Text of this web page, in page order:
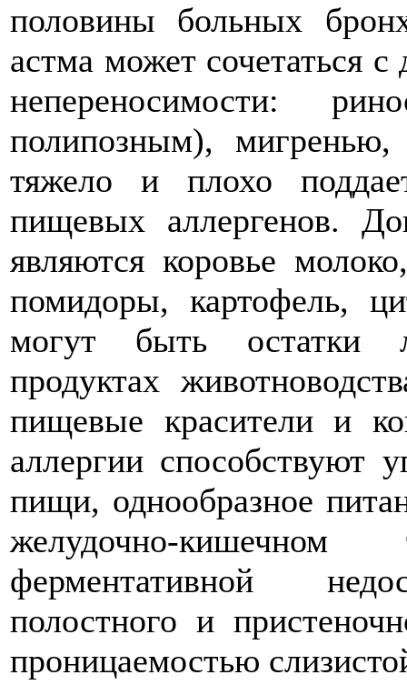
половины больных
астма может сочетаться
непереносимости:
полипозным), мигренью,
тяжело и плохо
пищевых аллергенов.
являются коровье
помидоры, картофель,
могут быть остатки
продуктах
пищевые красители и
аллергии способствуют
пищи, однообразное
желудочно-
ферментативной
полостного и
проницаемостью